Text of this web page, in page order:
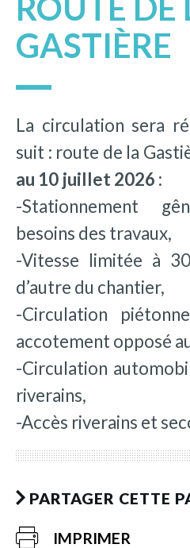
ROUTE DE
GASTIÈRE
La circulation sera
suit : route de la
au 10 juillet 2026 :
-Stationnement
besoins des travaux,
-Vitesse limitée à
d’autre du chantier,
-Circulation
accotement opposé
-Circulation
riverains,
-Accès riverains et
PARTAGER CETTE
IMPRIMER